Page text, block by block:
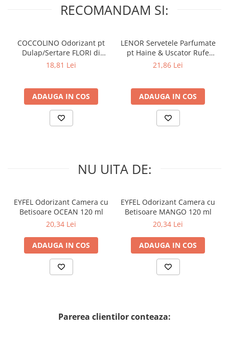
RECOMANDAM SI:
COCCOLINO Odorizant pt
Dulap/Sertare FLORI di
PRIMAVERA 3 buc
18,81 Lei
ADAUGA IN COS
LENOR Servetele Parfumate
pt Haine & Uscator Rufe
SPRING AWAKENING 34 buc
21,86 Lei
ADAUGA IN COS
NU UITA DE:
EYFEL Odorizant Camera cu
Betisoare OCEAN 120 ml
20,34 Lei
ADAUGA IN COS
EYFEL Odorizant Camera cu
Betisoare MANGO 120 ml
20,34 Lei
ADAUGA IN COS
Parerea clientilor conteaza: